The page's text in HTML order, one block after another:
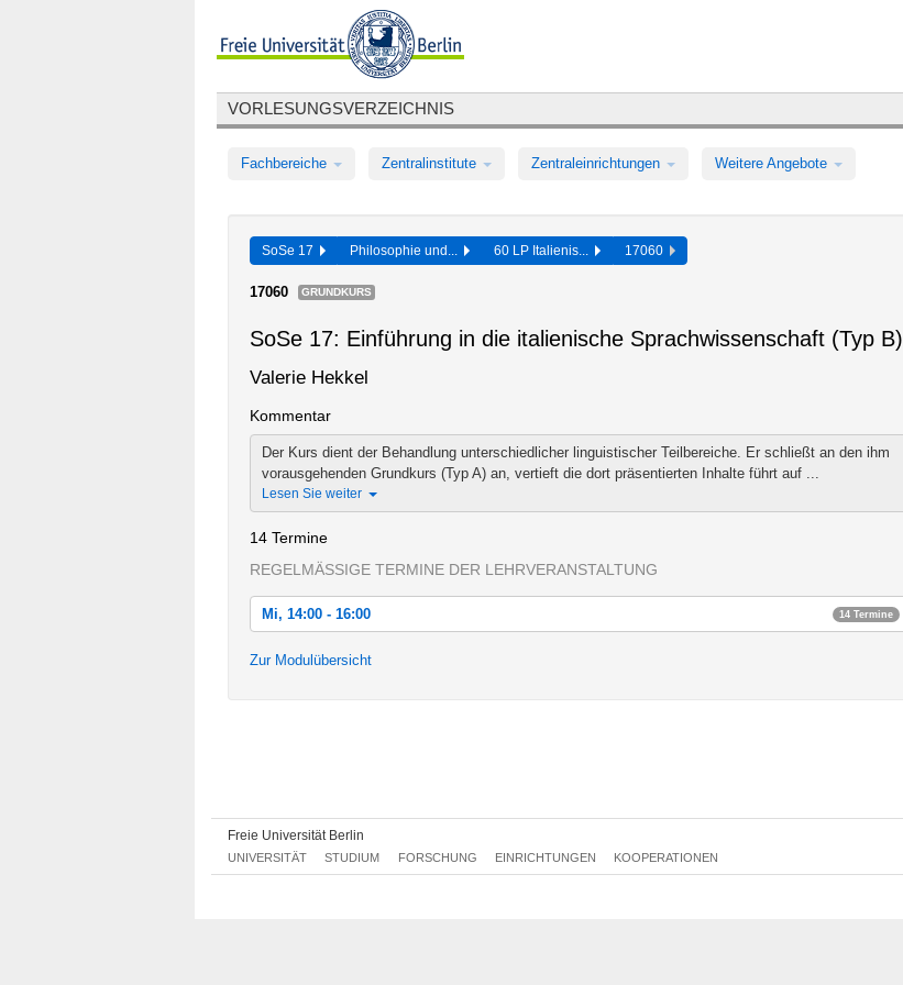
VORLESUNGSVERZEICHNIS
Fachbereiche Zentralinstitute Zentraleinrichtungen Weitere Angebote
SoSe 17 Philosophie und... 60 LP Italienis... 17060
17060 GRUNDKURS
SoSe 17: Einführung in die italienische Sprachwissenschaft (Typ B)
Valerie Hekkel
Kommentar
Der Kurs dient der Behandlung unterschiedlicher linguistischer Teilbereiche. Er schließt an den ihm
vorausgehenden Grundkurs (Typ A) an, vertieft die dort präsentierten Inhalte führt auf ...
Lesen Sie weiter
14 Termine
REGELMÄSSIGE TERMINE DER LEHRVERANSTALTUNG
Mi, 14:00 - 16:00 14 Termine
Mi, 19.04.2017 14:00 - 16:00
Mi, 24.05.2017 14:00 - 16:00
Zur Modulübersicht
Freie Universität Berlin
UNIVERSITÄT STUDIUM FORSCHUNG EINRICHTUNGEN KOOPERATIONEN